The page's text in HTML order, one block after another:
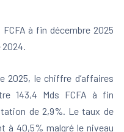
à fin décembre 2025
2024.
2025, le chiffre d’affaires
143,4 Mds FCFA à fin
de 2,9%. Le taux de
à 40,5% malgré le niveau